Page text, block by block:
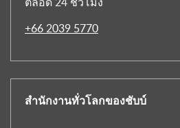
+66 2039 5770
สำนักงานทั่วโลกของชับบ์